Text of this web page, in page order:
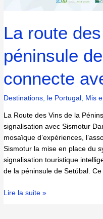
La route
péninsule
connecte
Destinations, le Portugal , Mis
La Route des Vins de la
signalisation avec Sismotur
mosaïque d’expériences,
Sismotur la mise en place du
signalisation touristique
de la péninsule de Setúbal.
Lire la suite »